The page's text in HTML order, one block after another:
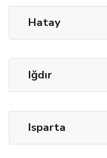
Hatay
Iğdır
Isparta